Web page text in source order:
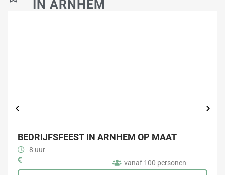
IN ARNHEM
BEDRIJFSFEEST IN ARNHEM OP MAAT
8 uur
vanaf 100 personen